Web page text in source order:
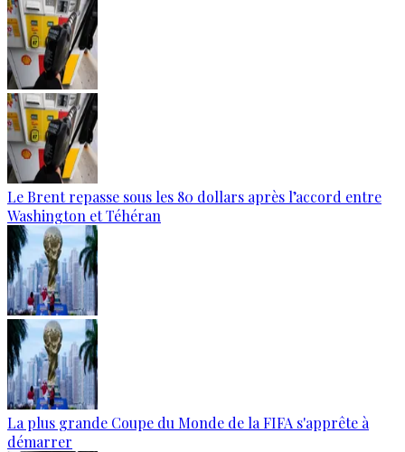
Le Brent repasse sous les 80 dollars après l’accord entre
Washington et Téhéran
La plus grande Coupe du Monde de la FIFA s'apprête à
démarrer